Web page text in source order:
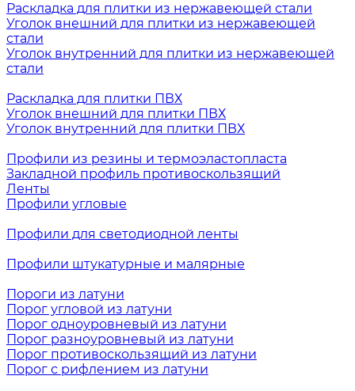
Раскладка для плитки из нержавеющей стали
Уголок внешний для плитки из нержавеющей
стали
Уголок внутренний для плитки из нержавеющей
стали
Раскладка для плитки ПВХ
Уголок внешний для плитки ПВХ
Уголок внутренний для плитки ПВХ
Профили из резины и термоэластопласта
Закладной профиль противоскользящий
Ленты
Профили угловые
Профили для светодиодной ленты
Профили штукатурные и малярные
Пороги из латуни
Порог угловой из латуни
Порог одноуровневый из латуни
Порог разноуровневый из латуни
Порог противоскользящий из латуни
Порог с рифлением из латуни